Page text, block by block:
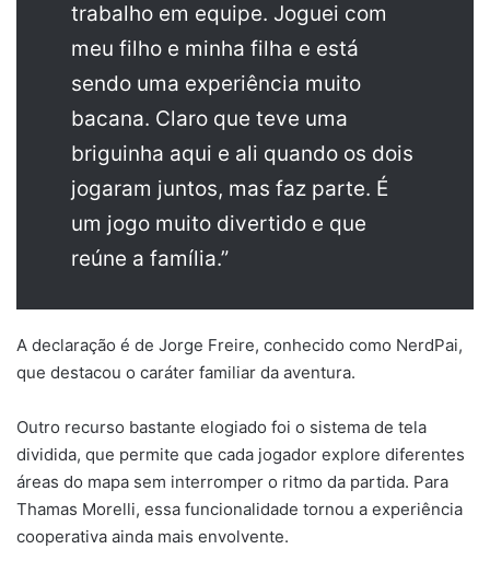
trabalho em equipe. Joguei com
meu filho e minha filha e está
sendo uma experiência muito
bacana. Claro que teve uma
briguinha aqui e ali quando os dois
jogaram juntos, mas faz parte. É
um jogo muito divertido e que
reúne a família.”
A declaração é de Jorge Freire, conhecido como NerdPai,
que destacou o caráter familiar da aventura.
Outro recurso bastante elogiado foi o sistema de tela
dividida, que permite que cada jogador explore diferentes
áreas do mapa sem interromper o ritmo da partida. Para
Thamas Morelli, essa funcionalidade tornou a experiência
cooperativa ainda mais envolvente.